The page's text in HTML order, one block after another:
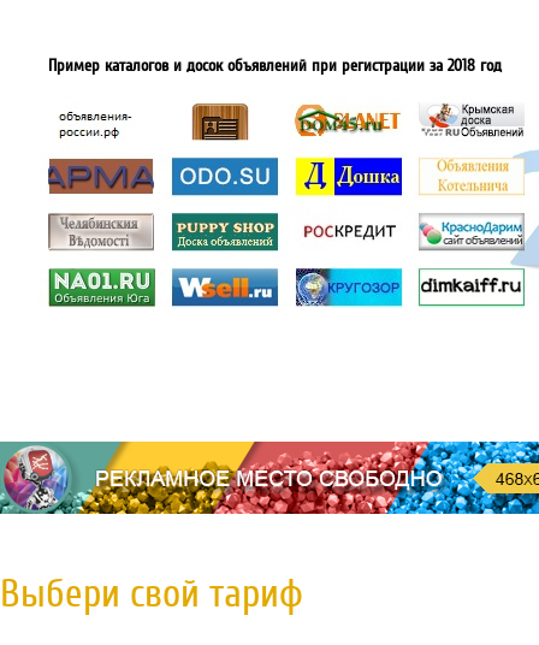
Пример каталогов и досок объявлений при регистрации за 2018 год
Выбери свой тариф